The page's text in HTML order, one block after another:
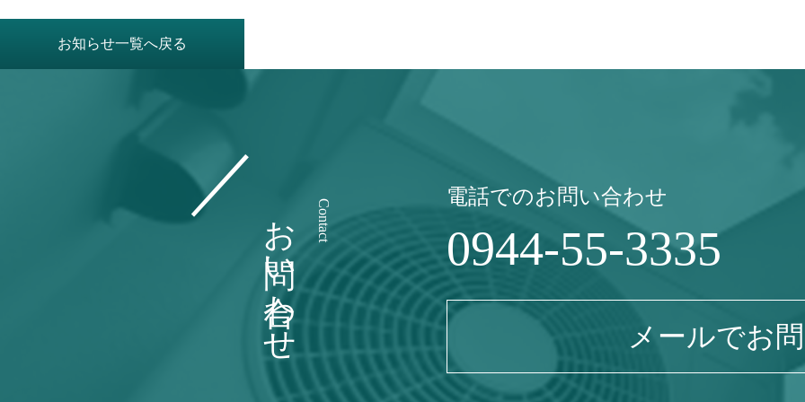
お知らせ一覧へ戻る
お問い合わせ Contact
電話でのお問い合わせ
0944-55-3335
メールでお